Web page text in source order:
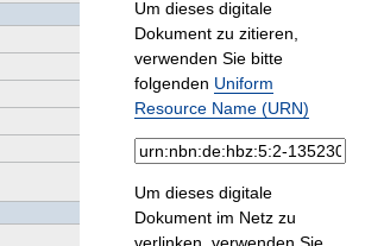
Um dieses digitale
Dokument zu zitieren,
verwenden Sie bitte
folgenden Uniform
Resource Name (URN)
Um dieses digitale
Dokument im Netz zu